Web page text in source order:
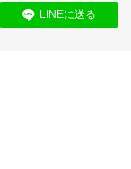
LINEに送る